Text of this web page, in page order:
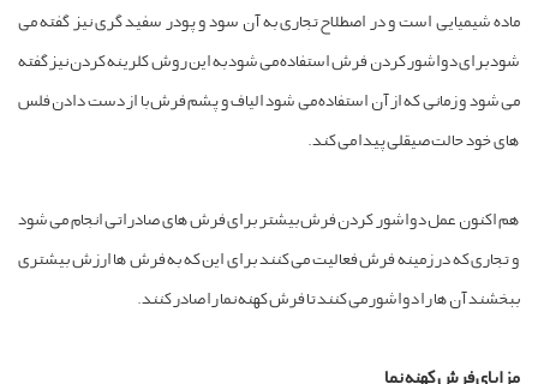
ماده شیمیایی است و در اصطلاح تجاری به آن سود و پودر سفید گری نیز گفته می
شود برای دواشور کردن فرش استفاده می شود به این روش کلرینه کردن نیز گفته
می شود و زمانی که از آن استفاده می شود الیاف و پشم فرش با از دست دادن فلس
های خود حالت صیقلی پیدا می کند.
هم اکنون عمل دواشور کردن فرش بیشتر برای فرش های صادراتی انجام می شود
و تجاری که در زمینه فرش فعالیت می کنند برای این که به فرش ها ارزش بیشتری
ببخشند آن ها را دواشور می کنند تا فرش کهنه نما را صادر کنند.
مزایای فرش کهنه نما